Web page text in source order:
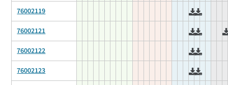
76002119
76002121
76002122
76002123